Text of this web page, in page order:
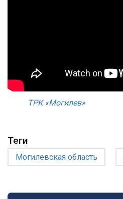
ТРК «Могилев»
Теги
Могилевская область